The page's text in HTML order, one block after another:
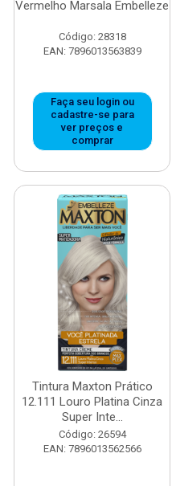
Vermelho Marsala Embelleze
Código: 28318
EAN: 7896013563839
Faça seu login ou
cadastre-se para
ver preços e
comprar
Tintura Maxton Prático
12.111 Louro Platina Cinza
Super Inte...
Código: 26594
EAN: 7896013562566